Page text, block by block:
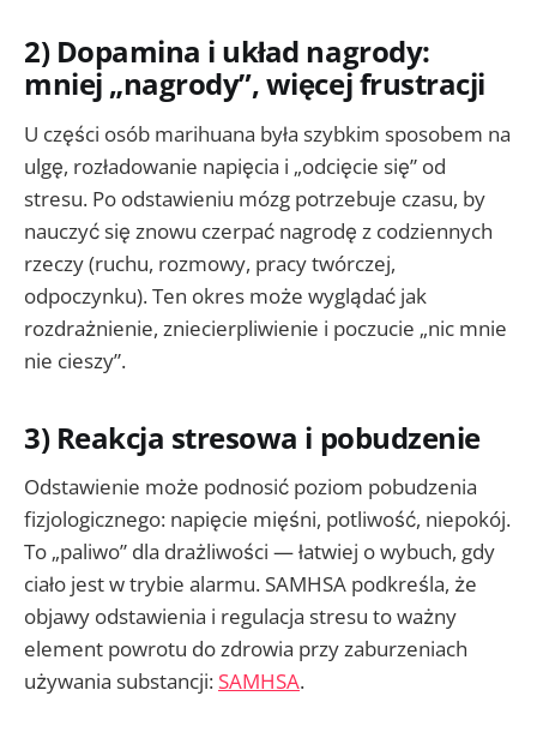
2) Dopamina i układ nagrody:
mniej „nagrody”, więcej frustracji
U części osób marihuana była szybkim sposobem na
ulgę, rozładowanie napięcia i „odcięcie się” od
stresu. Po odstawieniu mózg potrzebuje czasu, by
nauczyć się znowu czerpać nagrodę z codziennych
rzeczy (ruchu, rozmowy, pracy twórczej,
odpoczynku). Ten okres może wyglądać jak
rozdrażnienie, zniecierpliwienie i poczucie „nic mnie
nie cieszy”.
3) Reakcja stresowa i pobudzenie
Odstawienie może podnosić poziom pobudzenia
fizjologicznego: napięcie mięśni, potliwość, niepokój.
To „paliwo” dla drażliwości — łatwiej o wybuch, gdy
ciało jest w trybie alarmu. SAMHSA podkreśla, że
objawy odstawienia i regulacja stresu to ważny
element powrotu do zdrowia przy zaburzeniach
używania substancji: SAMHSA.